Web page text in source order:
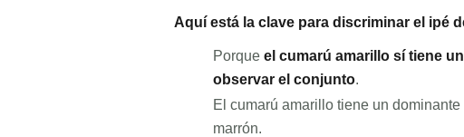
Aquí está la clave para discriminar el ipé
Porqueel cumarú amarillo sí tiene
observar el conjunto.
El cumarú amarillo tiene un
marrón.